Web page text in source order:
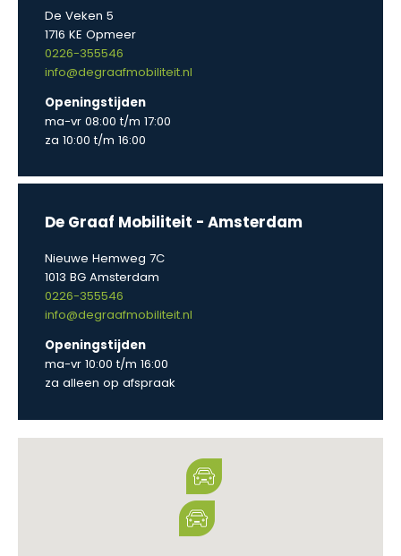
De Veken 5
1716 KE Opmeer
0226-355546
info@degraafmobiliteit.nl
Openingstijden
ma-vr 08:00 t/m 17:00
za 10:00 t/m 16:00
De Graaf Mobiliteit - Amsterdam
Nieuwe Hemweg 7C
1013 BG Amsterdam
0226-355546
info@degraafmobiliteit.nl
Openingstijden
ma-vr 10:00 t/m 16:00
za alleen op afspraak